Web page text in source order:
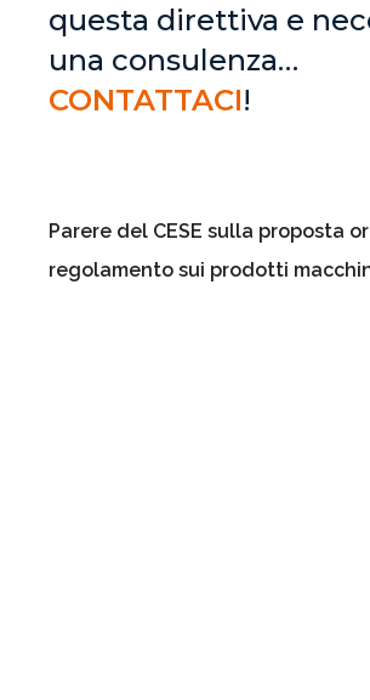
questa direttiva e
una consulenza…
CONTATTACI!
Parere del CESE sulla proposta
regolamento sui prodotti